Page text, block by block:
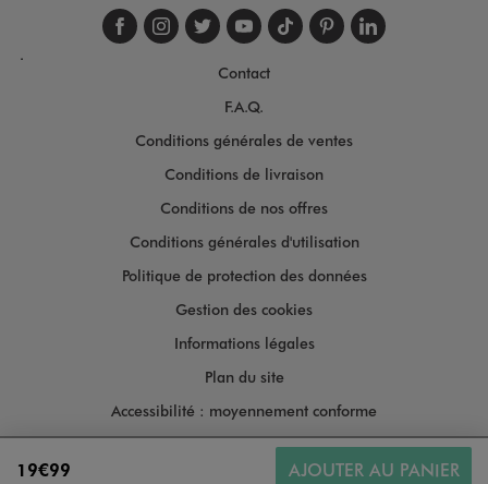
19€99 AJOUTER AU PANIER
Suivez-nous sur
Suivez-nous sur
Suivez-nous sur
Suivez-nous
Suivez-nous
Suivez-
.
Contact
F.A.Q.
Conditions générales de ventes
Conditions de livraison
Conditions de nos offres
Conditions générales d'utilisation
Politique de protection des données
Gestion des cookies
Informations légales
Plan du site
Accessibilité : moyennement conforme